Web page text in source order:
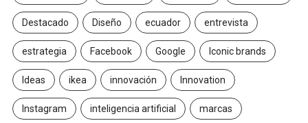
Destacado Diseño ecuador entrevista
estrategia Facebook Google Iconic brands
Ideas ikea innovación Innovation
Instagram inteligencia artificial marcas